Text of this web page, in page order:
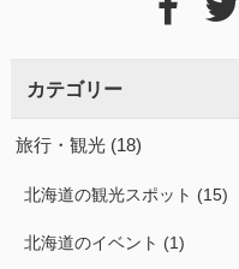
カテゴリー
旅行・観光 (18)
北海道の観光スポット (15)
北海道のイベント (1)